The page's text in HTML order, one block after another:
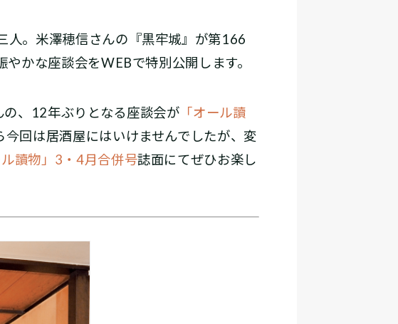
人。米澤穂信さんの『黒牢城』が第166
かな座談会をWEBで特別公開します。
、12年ぶりとなる座談会が 「オール讀
回は居酒屋にはいけませんでしたが、変
ル讀物」3・4月合併号誌面にてぜひお楽し